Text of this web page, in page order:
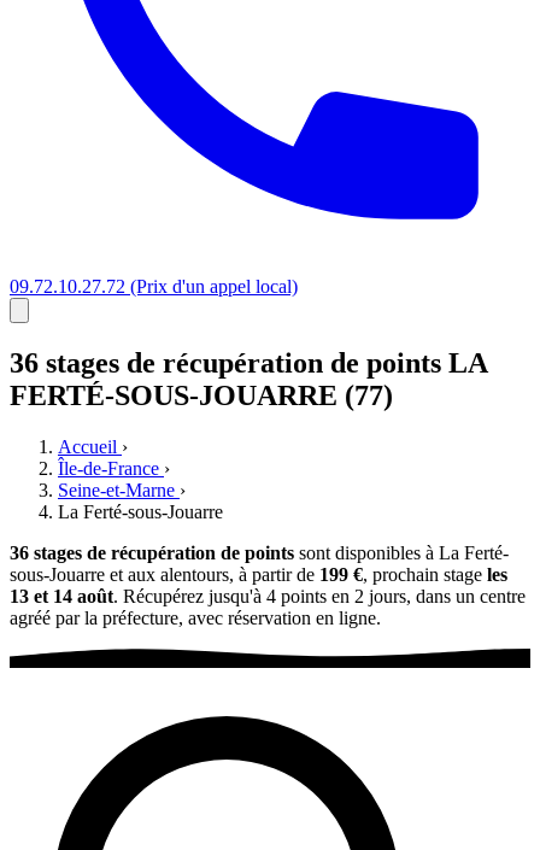
09.72.10.27.72 (Prix d'un appel local)
36 stages de récupération de points LA
FERTÉ-SOUS-JOUARRE (77)
Accueil ›
Île-de-France ›
Seine-et-Marne ›
La Ferté-sous-Jouarre
36 stages de récupération de points sont disponibles à La Ferté-
sous-Jouarre et aux alentours, à partir de 199 €, prochain stage les
13 et 14 août. Récupérez jusqu'à 4 points en 2 jours, dans un centre
agréé par la préfecture, avec réservation en ligne.